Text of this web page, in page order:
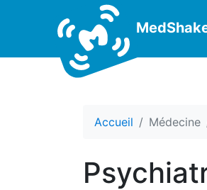
Accueil Médecine